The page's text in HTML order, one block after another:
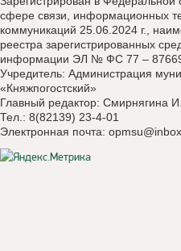
сфере связи, информационных
коммуникаций 25.06.2024 г.,
реестра зарегистрированных
информации ЭЛ № ФС 77 –
Учредитель: Администрация
«Княжпогостский»
Главный редактор: Смирнягина
Тел.: 8(82139) 23-4-01
Электронная почта: